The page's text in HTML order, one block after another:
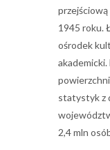
1945 roku.
ośrodek
statystyk z
2,4 mln